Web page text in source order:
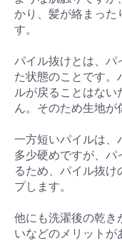
かり、髪が絡まった
す。
パイル抜けとは、パ
た状態のことです。
ルが戻ることはな
ん。そのため生地が
一方短いパイルは、
多少硬めですが、パ
るため、パイル抜け
プします。
他にも洗濯後の乾き
いなどのメリットが